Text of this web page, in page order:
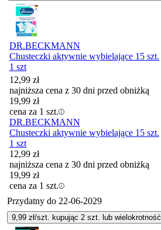
DR.BECKMANN
Chusteczki aktywnie wybielające 15 szt.
1 szt
12,99 zł
najniższa cena z 30 dni przed obniżką
19,99 zł
cena za 1 szt.
DR.BECKMANN
Chusteczki aktywnie wybielające 15 szt.
1 szt
12,99 zł
najniższa cena z 30 dni przed obniżką
19,99 zł
cena za 1 szt.
Przydatny do 22-06-2029
9,99 zł/szt. kupując 2 szt. lub wielokrotność